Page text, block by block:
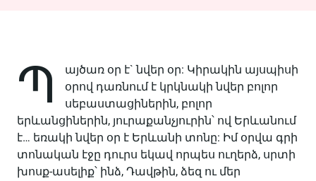
Պ
այծառ օր է` նվեր օր: Կիրակին այսպիսի
օրով դառնում է կրկնակի նվեր բոլոր
սեբաստացիներին, բոլոր
երևանցիներին, յուրաքանչյուրին՝ ով Երևանում
է… եռակի նվեր օր է Երևանի տոնը: Իմ օրվա գրի
տոնական էջը դուրս եկավ որպես ուղերձ, սրտի
խոսք-ասելիք՝ ինձ, Դավթին, ձեզ ու մեր